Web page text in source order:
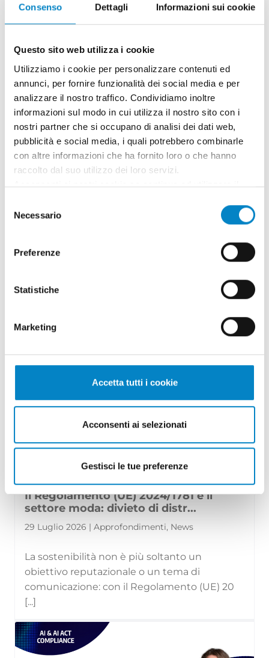
Consenso Dettagli Informazioni sui cookie
Questo sito web utilizza i cookie
Utilizziamo i cookie per personalizzare contenuti ed
annunci, per fornire funzionalità dei social media e per
analizzare il nostro traffico. Condividiamo inoltre
informazioni sul modo in cui utilizza il nostro sito con i
nostri partner che si occupano di analisi dei dati web,
pubblicità e social media, i quali potrebbero combinarle
con altre informazioni che ha fornito loro o che hanno
raccolto dal suo utilizzo dei loro servizi.
Acconsenti ai nostri cookie se continua ad utilizzare il
delNecessario
Preferenze
Statistiche
Marketing
Accetta tutti i cookie
Acconsenti ai selezionati
Gestisci le tue preferenze
È disponibile la settima edizione della Guida
Roberto Battista nuovo Mandatario
3 Agosto 2026 | News
Siamo orgogliosi di annunciare che Roberto
Battista ha conseguito la qualifica di
Il Regolamento (UE) 2024/1781 e il
settore moda: divieto di distr...
29 Luglio 2026 | Approfondimenti, News
La sostenibilità non è più soltanto un
obiettivo reputazionale o un tema di
comunicazione: con il Regolamento (UE) 20
[...]